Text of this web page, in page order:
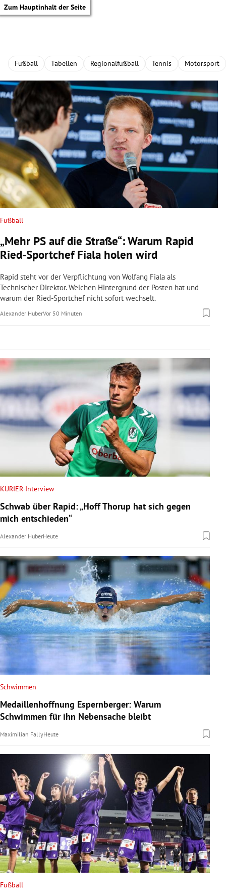
Zum Hauptinhalt der Seite
Untermenü
Untermenü
Untermenü
Untermenü
Untermenü
Untermenü
Untermenü
Untermenü
Fußball Tabellen Regionalfußball Tennis Motorsport
Fußball
„Mehr PS auf die Straße“: Warum Rapid
Ried-Sportchef Fiala holen wird
Rapid steht vor der Verpflichtung von Wolfang Fiala als
Technischer Direktor. Welchen Hintergrund der Posten hat und
warum der Ried-Sportchef nicht sofort wechselt.
Alexander HuberVor 50 Minuten
KURIER-Interview
Schwab über Rapid: „Hoff Thorup hat sich gegen
mich entschieden“
Alexander HuberHeute
Schwimmen
Medaillenhoffnung Espernberger: Warum
Schwimmen für ihn Nebensache bleibt
Maximilian FallyHeute
Fußball